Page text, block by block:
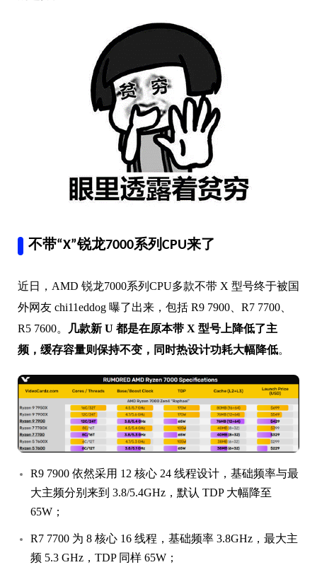
不带“X”锐龙7000系列CPU来了
近日，AMD 锐龙7000系列CPU多款不带 X 型号终于被国
外网友 chi11eddog 曝了出来，包括 R9 7900、R7 7700、
R5 7600。
几款新 U 都是在原本带 X 型号上降低了主
频，缓存容量则保持不变，同时热设计功耗大幅降低。
R9 7900 依然采用 12 核心 24 线程设计，基础频率与最
大主频分别来到 3.8/5.4GHz，默认 TDP 大幅降至
65W；
R7 7700 为 8 核心 16 线程，基础频率 3.8GHz，最大主
频 5.3 GHz，TDP 同样 65W；